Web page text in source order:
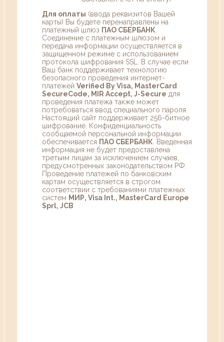
Для оплаты (ввода реквизитов Вашей
карты) Вы будете перенаправлены на
платежный шлюз ПАО СБЕРБАНК
Соединение с платежным шлюзом и
передача информации осуществляется в
защищенном режиме с использованием
протокола шифрования SSL. В случае если
Ваш банк поддерживает технологию
безопасного проведения интернет-
платежей Verified By Visa, MasterCard
SecureCode, MIR Accept, J-Secure для
проведения платежа также может
потребоваться ввод специального пароля.
Настоящий сайт поддерживает 256-битное
шифрование. Конфиденциальность
сообщаемой персональной информации
обеспечивается ПАО СБЕРБАНК . Введенная
информация не будет предоставлена
третьим лицам за исключением случаев,
предусмотренных законодательством РФ.
Проведение платежей по банковским
картам осуществляется в строгом
соответствии с требованиями платежных
систем МИР, Visa Int., MasterCard Europe
Sprl, JCB